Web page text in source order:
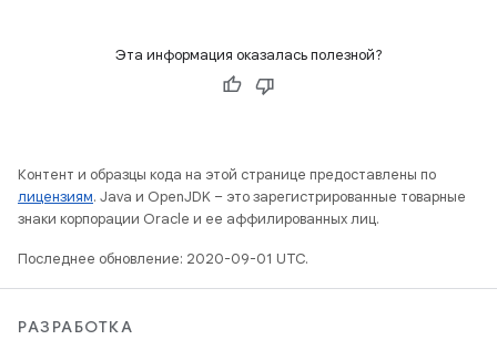
Эта информация оказалась полезной?
Контент и образцы кода на этой странице предоставлены по
лицензиям. Java и OpenJDK – это зарегистрированные товарные
знаки корпорации Oracle и ее аффилированных лиц.
Последнее обновление: 2020-09-01 UTC.
РАЗРАБОТКА